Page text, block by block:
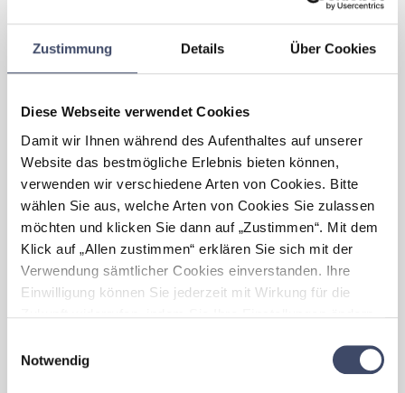
Zustimmung Details Über Cookies
Diese Webseite verwendet Cookies
Damit wir Ihnen während des Aufenthaltes auf unserer
Website das bestmögliche Erlebnis bieten können,
verwenden wir verschiedene Arten von Cookies. Bitte
wählen Sie aus, welche Arten von Cookies Sie zulassen
möchten und klicken Sie dann auf „Zustimmen“. Mit dem
Klick auf „Allen zustimmen“ erklären Sie sich mit der
Verwendung sämtlicher Cookies einverstanden. Ihre
Einwilligung können Sie jederzeit mit Wirkung für die
https://www.unternehmen-fuer-familien.at/cookie-
Notwendig
ergeben?
Keine "Alibi"-Krankenstände, sondern
Starkes Team
Welche Herausforderungen
haben sich im Zuge der
„Familienfreundlichkeit” fürIhr
Unternehmen
ergeben?
Oftmals eine Mehrbelastung der
Geschäftsführung bei der Rücksichtnahme
auf alle Themen der Mitarbeiter
„Familienfreundlichkeit” für